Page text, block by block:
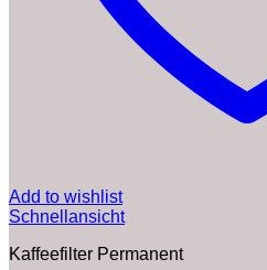
Add to wishlist
Schnellansicht
Kaffeefilter Permanent